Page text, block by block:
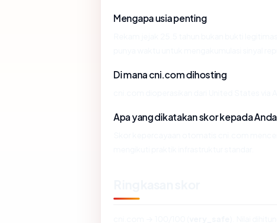
Mengapa usia penting
Di mana cni.com dihosting
Apa yang dikatakan skor kepada Anda